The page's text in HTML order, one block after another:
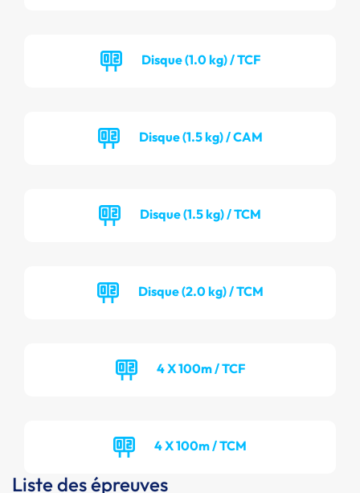
Disque (1.0 kg) / TCF
Disque (1.5 kg) / CAM
Disque (1.5 kg) / TCM
Disque (2.0 kg) / TCM
4 X 100m / TCF
4 X 100m / TCM
Liste des épreuves